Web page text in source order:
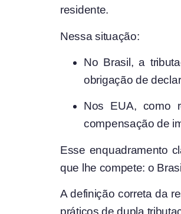
residente.
Nessa situação:
No Brasil, a
obrigação de
Nos EUA, como
compensação de
Esse enquadramento
que lhe compete: o
A definição correta da
práticos de dupla